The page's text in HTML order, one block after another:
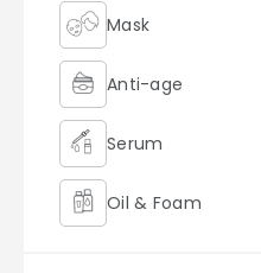
AICHUN BEAUTY
Akei Derma
AMILL
amoreface
AMOREPACIFIC
AMUSE
Angel Key
Anjo
Mask
Anti-age
Serum
Oil & Foam